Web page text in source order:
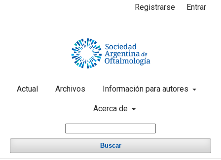
Actual Archivos Información para autores
Acerca de
Buscar
Registrarse Entrar